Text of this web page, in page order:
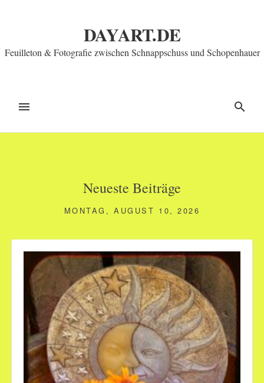
DAYART.DE
Feuilleton & Fotografie zwischen Schnappschuss und Schopenhauer
MENÜ SUCHE
Neueste Beiträge
MONTAG, AUGUST 10, 2026